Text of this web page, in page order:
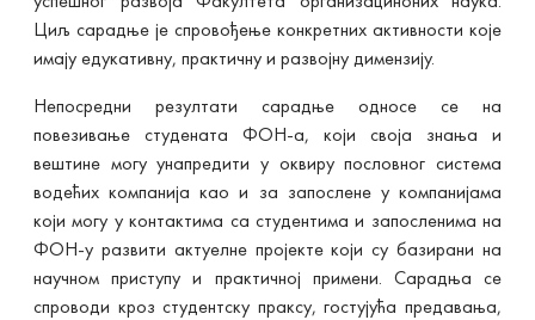
Циљ сарадње је спровођење конкретних активности које
имају едукативну, практичну и развојну димензију.
Непосредни резултати сарадње односе се на
повезивање студената ФОН-а, који своја знања и
вештине могу унапредити у оквиру пословног система
водећих компанија као и за запослене у компанијама
који могу у контактима са студентима и запосленима на
ФОН-у развити актуелне пројекте који су базирани на
научном приступу и практичној примени. Сарадња се
спроводи кроз студентску праксу, гостујућа предавања,